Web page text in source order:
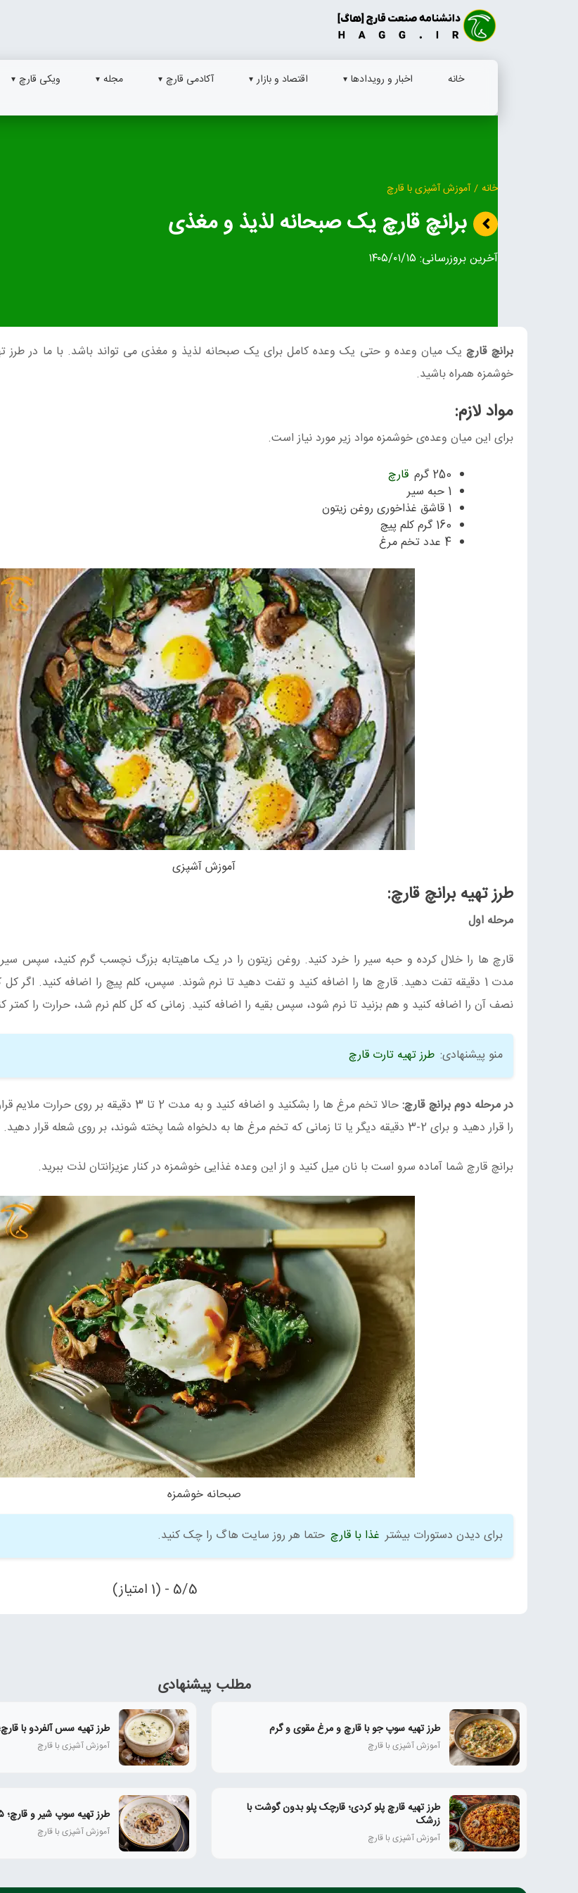
خانه اخبار و رویدادها اقتصاد و بازار آکادمی قارچ مجله ویکی قارچ
خانه / آموزش آشپزی با قارچ
برانچ قارچ یک صبحانه لذیذ و مغذی
آخرین بروزرسانی: ۱۴۰۵/۰۱/۱۵
برانچ قارچ یک میان وعده و حتی یک وعده کامل برای یک صبحانه لذیذ و مغذی می تواند باشد. با ما در طرز
خوشمزه همراه باشید.
مواد لازم:
برای این میان وعده‌ی خوشمزه مواد زیر مورد نیاز است.
250 گرم
قارچ
1 حبه سیر
1 قاشق غذاخوری روغن زیتون
160 گرم کلم پیچ
4 عدد تخم مرغ
آموزش آشپزی
طرز تهیه برانچ قارچ:
مرحله اول
قارچ ها را خلال کرده و حبه سیر را خرد کنید. روغن زیتون را در یک ماهیتابه بزرگ نچسب گرم کنید، سپس سیر
مدت 1 دقیقه تفت دهید. قارچ ها را اضافه کنید و تفت دهید تا نرم شوند. سپس، کلم پیچ را اضافه کنید. اگر
نصف آن را اضافه کنید و هم بزنید تا نرم شود، سپس بقیه را اضافه کنید. زمانی که کل کلم نرم شد، حرارت را کمتر
منو پیشنهادی: طرز تهیه تارت قارچ
در مرحله دوم برانچ قارچ:
حالا تخم مرغ ها را بشکنید و اضافه کنید و به مدت 2 تا 3
را قرار دهید و برای 2-3 دقیقه دیگر یا تا زمانی که تخم مرغ ها به دلخواه شما پخته شوند، بر روی شعله قرار دهید.
برانچ قارچ شما آماده سرو است با نان میل کنید و از این وعده غذایی خوشمزه در کنار عزیزانتان لذت ببرید.
صبحانه خوشمزه
برای دیدن دستورات بیشتر غذا با قارچ حتما هر روز سایت هاگ را چک کنید.
5/5 - (1 امتیاز)
مطلب پیشنهادی
طرز تهیه سوپ جو با قارچ و مرغ مقوی و گرم
آموزش آشپزی با قارچ
طرز تهیه سس آلفردو با
آموزش آشپزی با قارچ
طرز تهیه قارچ پلو کردی؛ قارچک پلو بدون گوشت با
زرشک
آموزش آشپزی با قارچ
طرز تهیه سوپ شیر و قارچ؛ ۵ مدل خوشمزه و رستورانی
آموزش آشپزی با قارچ